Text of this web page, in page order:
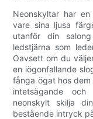
Neonskyltar har
vare sina ljusa
utanför din
ledstjärna som
Oavsett om du
en iögonfallande
fånga ögat hos
intetsägande
neonskylt skilja
bestående intryck